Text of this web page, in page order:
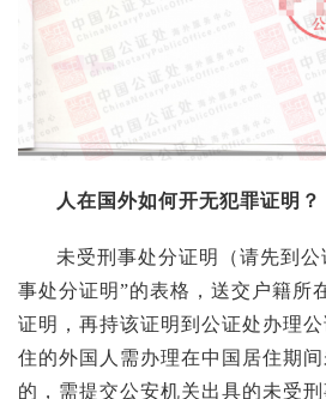
人在国外如何开无犯罪证明？
未受刑事处分证明（请先到公
事处分证明”的表格，送交户籍所
证明，再持该证明到公证处办理
住的外国人需办理在中国居住期
的，需提交公安机关出具的未受刑